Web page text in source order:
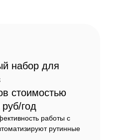
набор для
стоимостью
год
работы с
рутинные